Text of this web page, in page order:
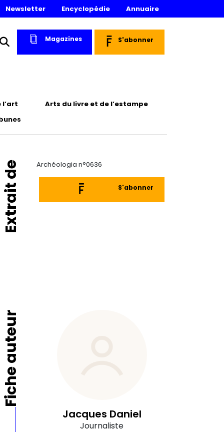
Newsletter Encyclopédie Annuaire
Magazines S'abonner
l’art
Arts du livre et de l’estampe
Extrait de Archéologia n°0636
S'abonner
Fiche auteur
Jacques Daniel
Journaliste